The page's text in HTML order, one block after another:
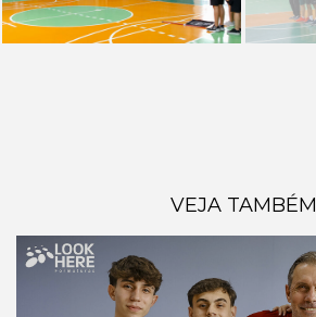
VEJA TAMBÉM